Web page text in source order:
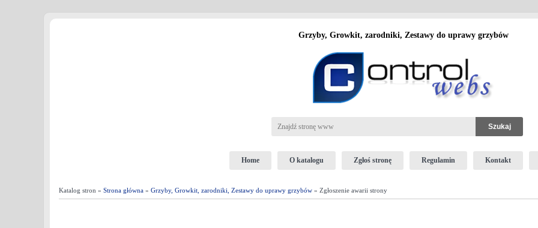
Grzyby, Growkit, zarodniki, Zestawy do uprawy grzybów
Home O katalogu Zgłoś stronę Regulamin Kontakt
Katalog stron » Strona główna » Grzyby, Growkit, zarodniki, Zestawy do uprawy grzybów » Zgłoszenie awarii strony